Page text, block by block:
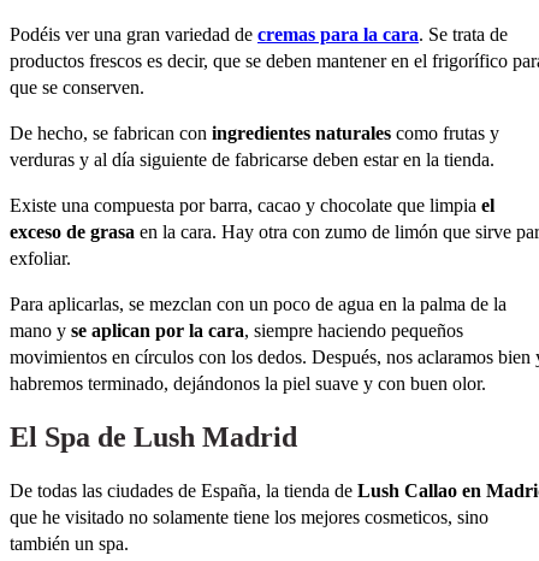
Podéis ver una gran variedad de cremas para la cara. Se trata de
productos frescos es decir, que se deben mantener en el frigorífico
que se conserven.
De hecho, se fabrican con ingredientes naturales como frutas y
verduras y al día siguiente de fabricarse deben estar en la tienda.
Existe una compuesta por barra, cacao y chocolate que limpia el
exceso de grasa en la cara. Hay otra con zumo de limón que sirve
exfoliar.
Para aplicarlas, se mezclan con un poco de agua en la palma de la
mano y se aplican por la cara, siempre haciendo pequeños
movimientos en círculos con los dedos. Después, nos aclaramos bien
habremos terminado, dejándonos la piel suave y con buen olor.
El Spa de Lush Madrid
De todas las ciudades de España, la tienda de Lush Callao en
que he visitado no solamente tiene los mejores cosmeticos, sino
también un spa.